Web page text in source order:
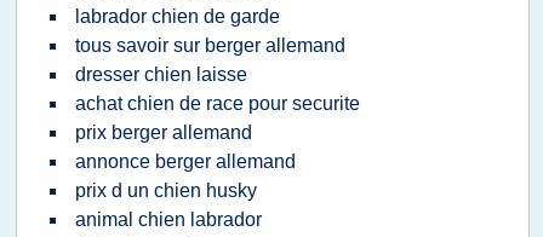
labrador chien de garde
tous savoir sur berger allemand
dresser chien laisse
achat chien de race pour securite
prix berger allemand
annonce berger allemand
prix d un chien husky
animal chien labrador